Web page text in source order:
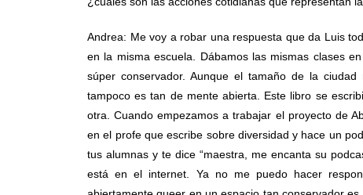
Andrea: Me voy a robar una respuesta que da Luis
en la misma escuela. Dábamos las mismas clases
súper conservador. Aunque el tamaño de la
tampoco es tan de mente abierta. Este libro se
otra. Cuando empezamos a trabajar el proyecto de
en el profe que escribe sobre diversidad y hace un
tus alumnas y te dice “maestra, me encanta su
está en el internet. Ya no me puedo hacer